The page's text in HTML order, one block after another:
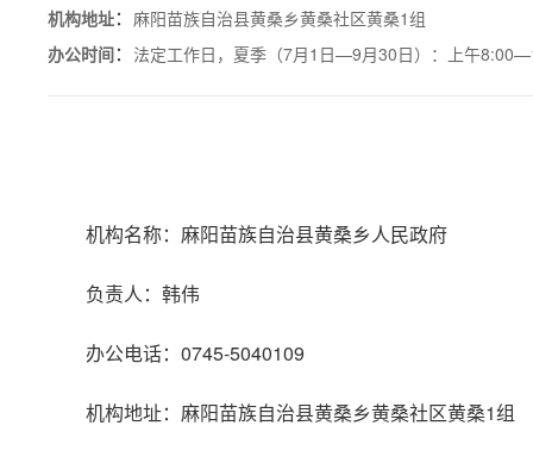
机构地址： 麻阳苗族自治县黄桑乡黄桑社区黄桑1组
办公时间： 法定工作日，夏季（7月1日—9月30日）：上午
机构名称：麻阳苗族自治县黄桑乡人民政府
负责人：韩伟
办公电话：0745-5040109
机构地址：麻阳苗族自治县黄桑乡黄桑社区黄桑1组